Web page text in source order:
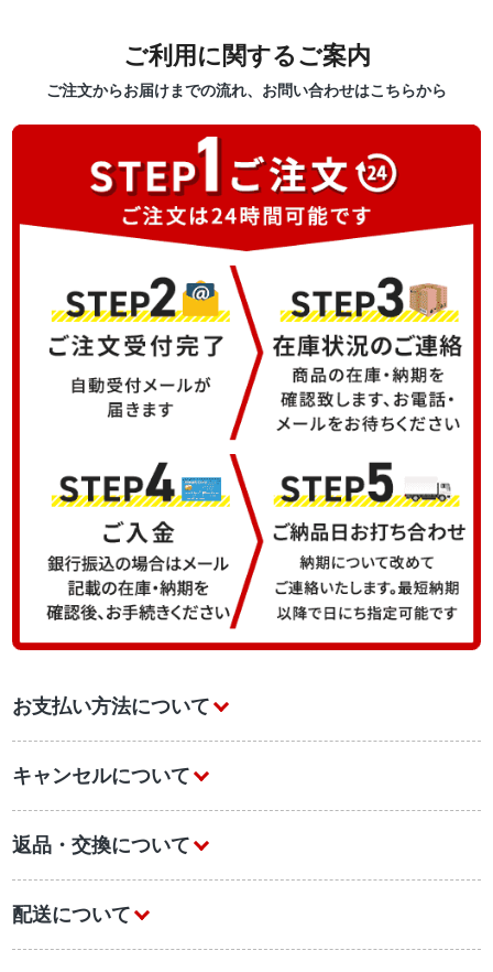
ご利用に関するご案内
ご注文からお届けまでの流れ、お問い合わせはこちらから
お支払い方法について
キャンセルについて
返品・交換について
配送について